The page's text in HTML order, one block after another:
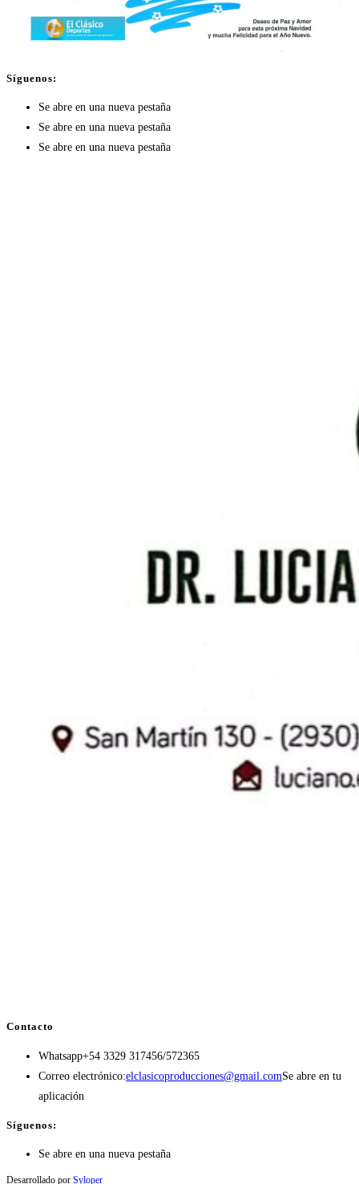
Síguenos:
Se abre en una nueva pestaña
Se abre en una nueva pestaña
Se abre en una nueva pestaña
Contacto
Whatsapp+54 3329 317456/572365
Correo electrónico:elclasicoproducciones@gmail.comSe abre en tu
aplicación
Síguenos:
Se abre en una nueva pestaña
Desarrollado por Syloper